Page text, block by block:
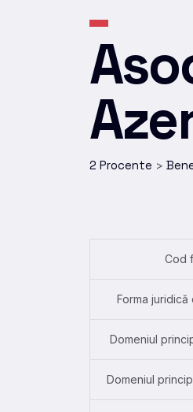
2 Procente >
Cod
Forma
Domeniul
Domeniul